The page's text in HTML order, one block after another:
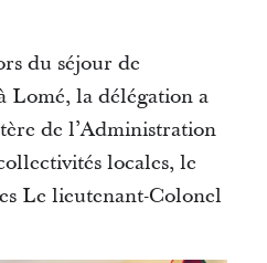
du séjour de
Lomé, la délégation a
de l’Administration
locales, le
Le lieutenant-Colonel